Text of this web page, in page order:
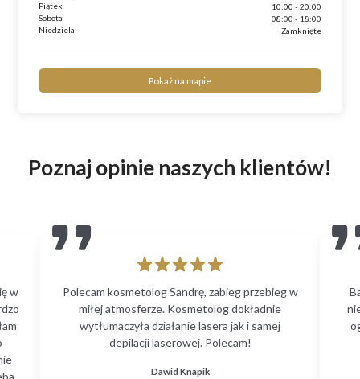
Piątek
10:00 - 20:00
Sobota
08:00 - 18:00
Niedziela
Zamknięte
Pokaż na mapie
Poznaj opinie naszych klientów!
w
Polecam kosmetolog Sandrę, zabieg przebieg w
miłej atmosferze. Kosmetolog dokładnie
wytłumaczyła działanie lasera jak i samej
depilacji laserowej. Polecam!
Dawid Knapik